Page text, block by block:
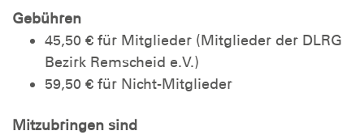
Gebühren
45,50 € für Mitglieder (Mitglieder der DLRG
Bezirk Remscheid e.V.)
59,50 € für Nicht-Mitglieder
Mitzubringen sind